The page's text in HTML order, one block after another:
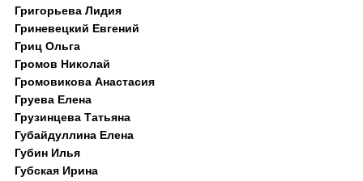
Григорьева Лидия
Гриневецкий Евгений
Гриц Ольга
Громов Николай
Громовикова Анастасия
Груева Елена
Грузинцева Татьяна
Губайдуллина Елена
Губин Илья
Губская Ирина